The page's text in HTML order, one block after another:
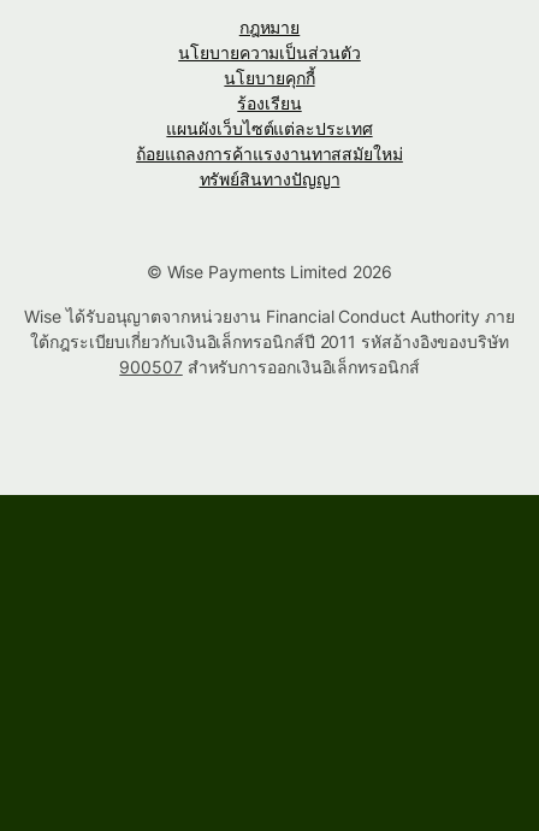
กฎหมาย
นโยบายความเป็นส่วนตัว
นโยบายคุกกี้
ร้องเรียน
แผนผังเว็บไซต์แต่ละประเทศ
ถ้อยแถลงการค้าแรงงานทาสสมัยใหม่
ทรัพย์สินทางปัญญา
© Wise Payments Limited 2026
Wise ได้รับอนุญาตจากหน่วยงาน Financial Conduct Authority ภาย
ใต้กฎระเบียบเกี่ยวกับเงินอิเล็กทรอนิกส์ปี 2011 รหัสอ้างอิงของบริษัท
900507สำหรับการออกเงินอิเล็กทรอนิกส์